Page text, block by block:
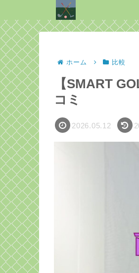
ホーム 比較
【SMART
コミ
2026.05.12